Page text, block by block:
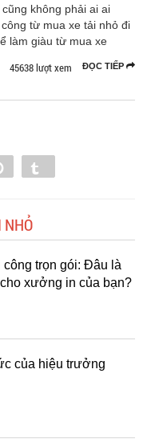
không phải ai ai
từ mua xe tải nhỏ đi
làm giàu từ mua xe
ĐỌC TIẾP
45638 lượt xem
NHỎ
công trọn gói: Đâu là
xưởng in của bạn?
của hiệu trưởng